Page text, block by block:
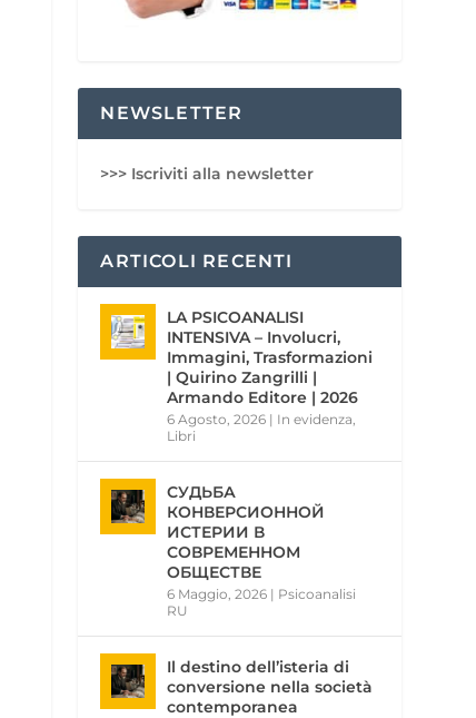
NEWSLETTER
>>> Iscriviti alla newsletter
ARTICOLI RECENTI
LA PSICOANALISI
INTENSIVA – Involucri,
Immagini, Trasformazioni
| Quirino Zangrilli |
Armando Editore | 2026
6 Agosto, 2026 | In evidenza
Libri
СУДЬБА
КОНВЕРСИОННОЙ
ИСТЕРИИ В
СОВРЕМЕННОМ
ОБЩЕСТВЕ
6 Maggio, 2026 | Psicoanalisi
RU
Il destino dell’isteria di
conversione nella società
contemporanea